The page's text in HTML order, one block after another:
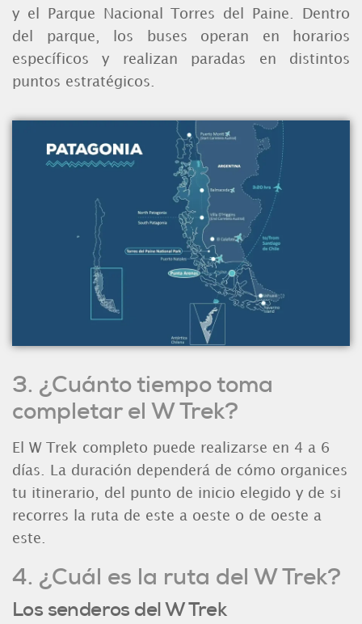
y el Parque Nacional Torres del Paine. Dentro
del parque, los buses operan en horarios
específicos y realizan paradas en distintos
puntos estratégicos.
3. ¿Cuánto tiempo toma
completar el WTrek?
El W Trek completo puede realizarse en 4 a 6
días. La duración dependerá de cómo organices
tu itinerario, del punto de inicio elegido y de si
recorres la ruta de este a oeste o de oeste a
este.
4. ¿Cuál es la ruta del W Trek?
Los senderos del W Trek